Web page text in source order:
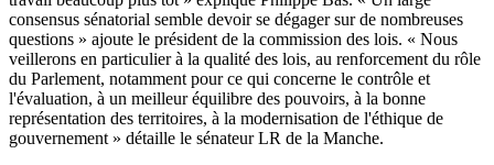
consensus sénatorial semble devoir se dégager sur de nombreuses
questions » ajoute le président de la commission des lois. « Nous
veillerons en particulier à la qualité des lois, au renforcement du rôle
du Parlement, notamment pour ce qui concerne le contrôle et
l'évaluation, à un meilleur équilibre des pouvoirs, à la bonne
représentation des territoires, à la modernisation de l'éthique de
gouvernement » détaille le sénateur LR de la Manche.